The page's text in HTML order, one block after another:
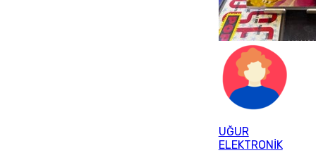
UĞUR
ELEKTRONİK